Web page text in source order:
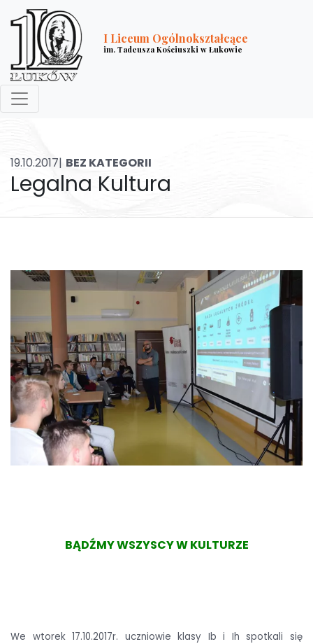
I Liceum Ogólnokształcące
im. Tadeusza Kościuszki w Łukowie
19.10.2017| BEZ KATEGORII
Legalna Kultura
BĄDŹMY WSZYSCY W KULTURZE
We wtorek 17.10.2017r. uczniowie klasy Ib i Ih spotkali się